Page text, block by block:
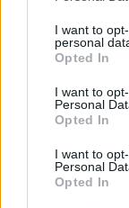
not limited to
grant or deny
use your data
consent section.
I want to
personal
Opted In
I want to
Personal
Opted In
I want to
Personal
Opted In